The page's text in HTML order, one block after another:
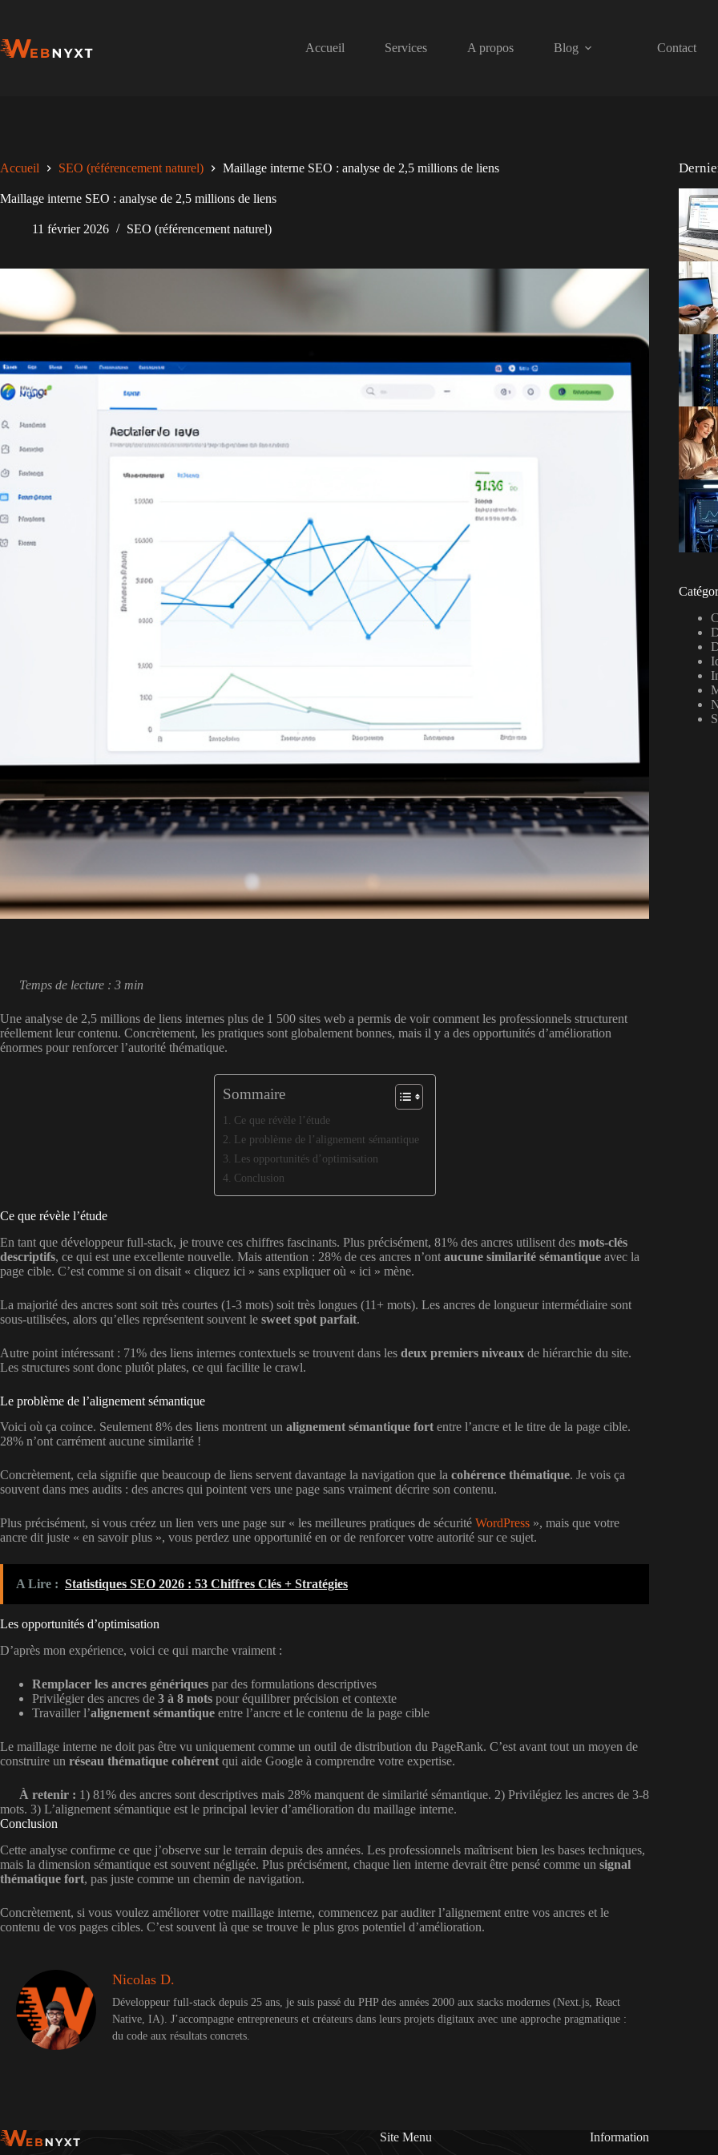
Accueil
Services A propos Blog Contact
Accueil SEO (référencement naturel) Maillage interne SEO : analyse de 2,5 millions de liens
Maillage interne SEO : analyse de 2,5 millions de liens
11 février 2026 SEO (référencement naturel)
Temps de lecture : 3 min
Une analyse de 2,5 millions de liens internes plus de 1 500 sites web a permis de voir comment les professionnels structurent
réellement leur contenu. Concrètement, les pratiques sont globalement bonnes, mais il y a des opportunités d’amélioration
énormes pour renforcer l’autorité thématique.
Sommaire
Ce que révèle l’étude
Le problème de l’alignement sémantique
Les opportunités d’optimisation
Conclusion
Ce que révèle l’étude
En tant que développeur full-stack, je trouve ces chiffres fascinants. Plus précisément, 81% des ancres utilisent des mots-clés
descriptifs, ce qui est une excellente nouvelle. Mais attention : 28% de ces ancres n’ont aucune similarité sémantique avec la
page cible. C’est comme si on disait « cliquez ici » sans expliquer où « ici » mène.
La majorité des ancres sont soit très courtes (1-3 mots) soit très longues (11+ mots). Les ancres de longueur intermédiaire sont
sous-utilisées, alors qu’elles représentent souvent le sweet spot parfait.
Autre point intéressant : 71% des liens internes contextuels se trouvent dans les deux premiers niveaux de hiérarchie du site.
Les structures sont donc plutôt plates, ce qui facilite le crawl.
Le problème de l’alignement sémantique
Voici où ça coince. Seulement 8% des liens montrent un alignement sémantique fort entre l’ancre et le titre de la page cible.
28% n’ont carrément aucune similarité !
Concrètement, cela signifie que beaucoup de liens servent davantage la navigation que la cohérence thématique. Je vois ça
souvent dans mes audits : des ancres qui pointent vers une page sans vraiment décrire son contenu.
Plus précisément, si vous créez un lien vers une page sur « les meilleures pratiques de sécurité WordPress », mais que votre
ancre dit juste « en savoir plus », vous perdez une opportunité en or de renforcer votre autorité sur ce sujet.
A Lire : Statistiques SEO 2026 : 53 Chiffres Clés + Stratégies
Les opportunités d’optimisation
D’après mon expérience, voici ce qui marche vraiment :
Remplacer les ancres génériques par des formulations descriptives
Privilégier des ancres de 3 à 8 mots pour équilibrer précision et contexte
Travailler l’alignement sémantique entre l’ancre et le contenu de la page cible
Le maillage interne ne doit pas être vu uniquement comme un outil de distribution du PageRank. C’est avant tout un moyen de
construire un réseau thématique cohérent qui aide Google à comprendre votre expertise.
À retenir : 1) 81% des ancres sont descriptives mais 28% manquent de similarité sémantique. 2) Privilégiez les ancres de 3-8
mots. 3) L’alignement sémantique est le principal levier d’amélioration du maillage interne.
Conclusion
Cette analyse confirme ce que j’observe sur le terrain depuis des années. Les professionnels maîtrisent bien les bases techniques,
mais la dimension sémantique est souvent négligée. Plus précisément, chaque lien interne devrait être pensé comme un signal
thématique fort, pas juste comme un chemin de navigation.
Concrètement, si vous voulez améliorer votre maillage interne, commencez par auditer l’alignement entre vos ancres et le
contenu de vos pages cibles. C’est souvent là que se trouve le plus gros potentiel d’amélioration.
Nicolas D.
Développeur full-stack depuis 25 ans, je suis passé du PHP des années 2000 aux stacks modernes (Next.js, React
Native, IA). J’accompagne entrepreneurs et créateurs dans leurs projets digitaux avec une approche pragmatique :
du code aux résultats concrets.
Site Menu Information